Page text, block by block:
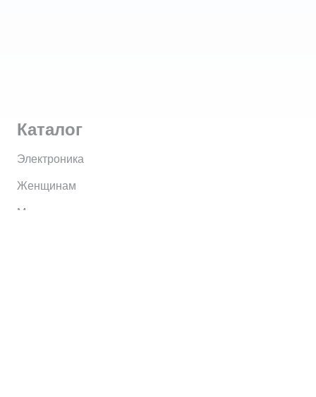
Каталог
Электроника
Женщинам
Мужчинам